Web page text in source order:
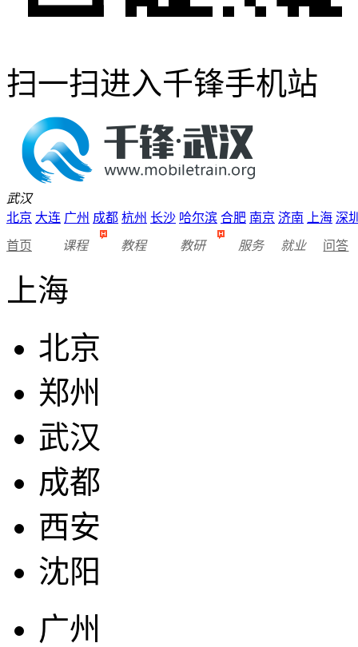
扫一扫进入千锋手机站
武汉
北京 大连 广州 成都 杭州 长沙 哈尔滨 合肥 南京 济南 上海 深
首页 课程 教程 教研 服务 就业 问答
上海
北京
郑州
武汉
成都
西安
沈阳
广州